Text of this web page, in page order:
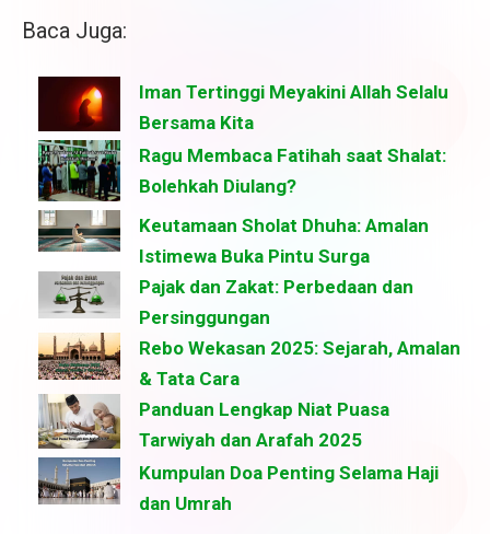
Baca Juga:
Iman Tertinggi Meyakini Allah Selalu
Bersama Kita
Ragu Membaca Fatihah saat Shalat:
Bolehkah Diulang?
Keutamaan Sholat Dhuha: Amalan
Istimewa Buka Pintu Surga
Pajak dan Zakat: Perbedaan dan
Persinggungan
Rebo Wekasan 2025: Sejarah, Amalan
& Tata Cara
Panduan Lengkap Niat Puasa
Tarwiyah dan Arafah 2025
Kumpulan Doa Penting Selama Haji
dan Umrah